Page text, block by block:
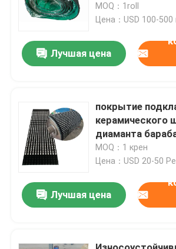
м длиной
MOQ：1roll
Цена：USD 100-500
Лучшая цена
покрытие
керамического
диаманта
транспортера
запаздывая
MOQ：1 крен
Цена：USD 20-50
Лучшая цена